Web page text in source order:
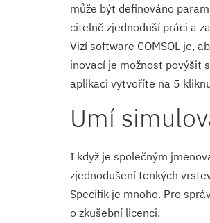
může být definováno
citelně zjednoduší práci a
Vizí software COMSOL je,
inovací je možnost povýšit
aplikaci vytvoříte na 5
Umí
I když je společným
zjednodušení tenkých
Specifik je mnoho. Pro
o zkušební licenci.